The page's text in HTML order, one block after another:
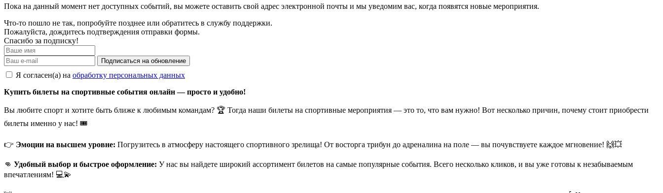
Пока на данный момент нет доступных событий, вы можете оставить свой адрес электронной почты и мы уведомим вас, когда появятся новые мероприятия.
Что-то пошло не так, попробуйте позднее или обратитесь в службу поддержки.
Пожалуйста, дождитесь подтверждения отправки формы.
Спасибо за подписку!
Подписаться на обновление
Я согласен(а) на обработку персональных данных
Купить билеты на спортивные события онлайн — просто и удобно!
Вы любите спорт и хотите быть ближе к любимым командам? 🏆 Тогда наши билеты на спортивные мероприятия — это то, что вам нужно! Вот несколько причин, почему стоит приобрести
билеты именно у нас! 🎟
👉 Эмоции на высшем уровне: Погрузитесь в атмосферу настоящего спортивного зрелища! От восторга трибун до адреналина на поле — вы почувствуете каждое мгновение! 🙌💥
👊 Удобный выбор и быстрое оформление: У нас вы найдете широкий ассортимент билетов на самые популярные события. Всего несколько кликов, и вы уже готовы к незабываемым
впечатлениям! 💻💫